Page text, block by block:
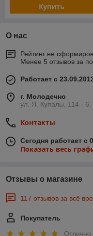
Купить
О нас
Рейтинг не
Менее 5 отзывов за
Работает с
г. Молодечно
ул. Я. Купалы, 114 -
Контакты
Сегодня работает с
Показать весь
Отзывы о магазине
117 отзывов за всё
Покупатель
Отлично